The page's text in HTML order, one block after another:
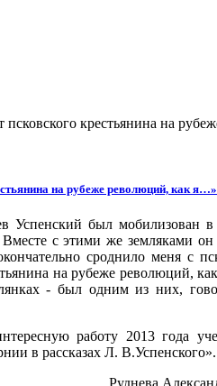
псковского крестьянина на
на рубеже революций, как
Успенский был мобилизован в
Вместе с этими же земляками
сроднило меня с
на рубеже революций,
- был одним из них,
работу 2013 года
в рассказах Л. В.Успенского».